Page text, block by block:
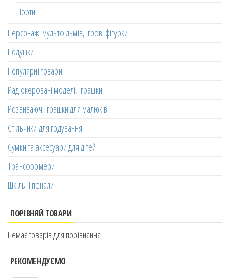
Шорти
Персонажі мультфільмів, ігрові фігурки
Подушки
Популярні товари
Радіокеровані моделі, іграшки
Розвиваючі іграшки для малюків
Стільчики для годування
Сумки та аксесуари для дітей
Трансформери
Шкільні пенали
ПОРІВНЯЙ ТОВАРИ
Немає товарів для порівняння
РЕКОМЕНДУЄМО